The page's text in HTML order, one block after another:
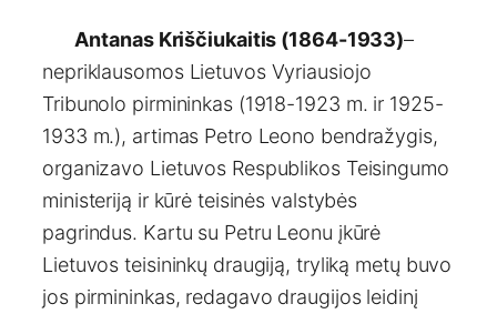
Antanas Kriščiukaitis (1864-1933)–
nepriklausomos Lietuvos Vyriausiojo
Tribunolo pirmininkas (1918-1923 m. ir 1925-
1933 m.), artimas Petro Leono bendražygis,
organizavo Lietuvos Respublikos Teisingumo
ministeriją ir kūrė teisinės valstybės
pagrindus. Kartu su Petru Leonu įkūrė
Lietuvos teisininkų draugiją, tryliką metų buvo
jos pirmininkas, redagavo draugijos leidinį